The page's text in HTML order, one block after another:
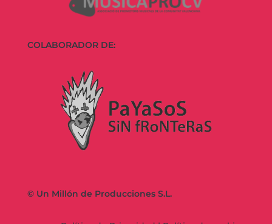
COLABORADOR DE:
© Un Millón de Producciones S.L.